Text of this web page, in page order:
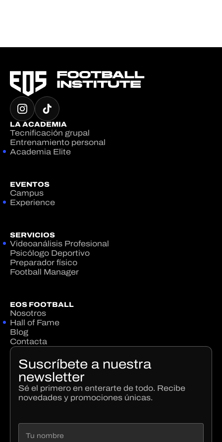
LA ACADEMIA
Tecnificación grupal
Entrenamiento personal
Academia Elite
EVENTOS
Campus
Experience
SERVICIOS
Videoanálisis Profesional
Psicólogo Deportivo
Preparador físico
Football Manager
EOS FOOTBALL
Nosotros
Hall of Fame
Blog
Contacta
Suscríbete a nuestra
newsletter
Sé el primero en enterarte de todo. Recibe
novedades y promociones únicas.